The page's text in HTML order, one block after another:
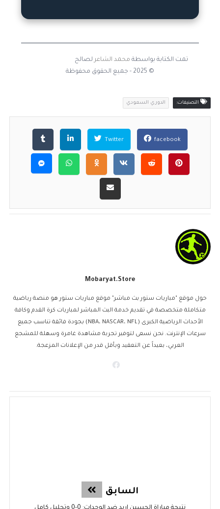
تمت الكتابة بواسطة محمد الشاعر لصالح
© 2025 - جميع الحقوق محفوظة
التصنيفات: الدوري السعودي
facebook
Twitter
Mobaryat.store
حول موقع "مباريات ستور بث مباشر" موقع مباريات ستور هو منصة رياضية
متكاملة متخصصة في تقديم خدمة البث المباشر لمباريات كرة القدم وكافة
الأحداث الرياضية الكبرى (NBA، NASCAR، NFL) بجودة فائقة تناسب جميع
سرعات الإنترنت. نحن نسعى لتوفير تجربة مشاهدة غامرة وسهلة للمشجع
العربي، بعيداً عن التعقيد وبأقل قدر من الإعلانات المزعجة.
السابق